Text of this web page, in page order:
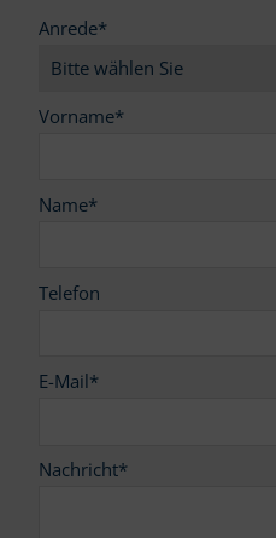
Anrede*
Vorname*
Name*
Telefon
E-Mail*
Nachricht*